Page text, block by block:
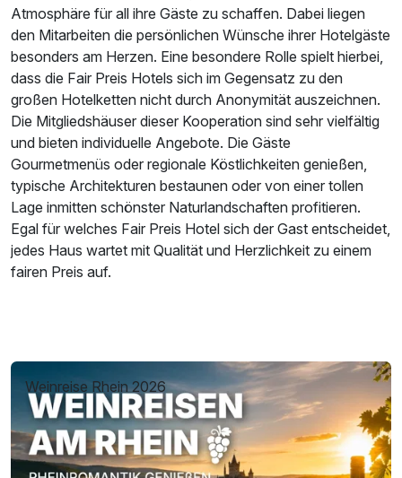
Atmosphäre für all ihre Gäste zu schaffen. Dabei liegen
den Mitarbeiten die persönlichen Wünsche ihrer Hotelgäste
besonders am Herzen. Eine besondere Rolle spielt hierbei,
dass die Fair Preis Hotels sich im Gegensatz zu den
großen Hotelketten nicht durch Anonymität auszeichnen.
Die Mitgliedshäuser dieser Kooperation sind sehr vielfältig
und bieten individuelle Angebote. Die Gäste
Gourmetmenüs oder regionale Köstlichkeiten genießen,
typische Architekturen bestaunen oder von einer tollen
Lage inmitten schönster Naturlandschaften profitieren.
Egal für welches Fair Preis Hotel sich der Gast entscheidet,
jedes Haus wartet mit Qualität und Herzlichkeit zu einem
fairen Preis auf.
Weinreise Rhein 2026